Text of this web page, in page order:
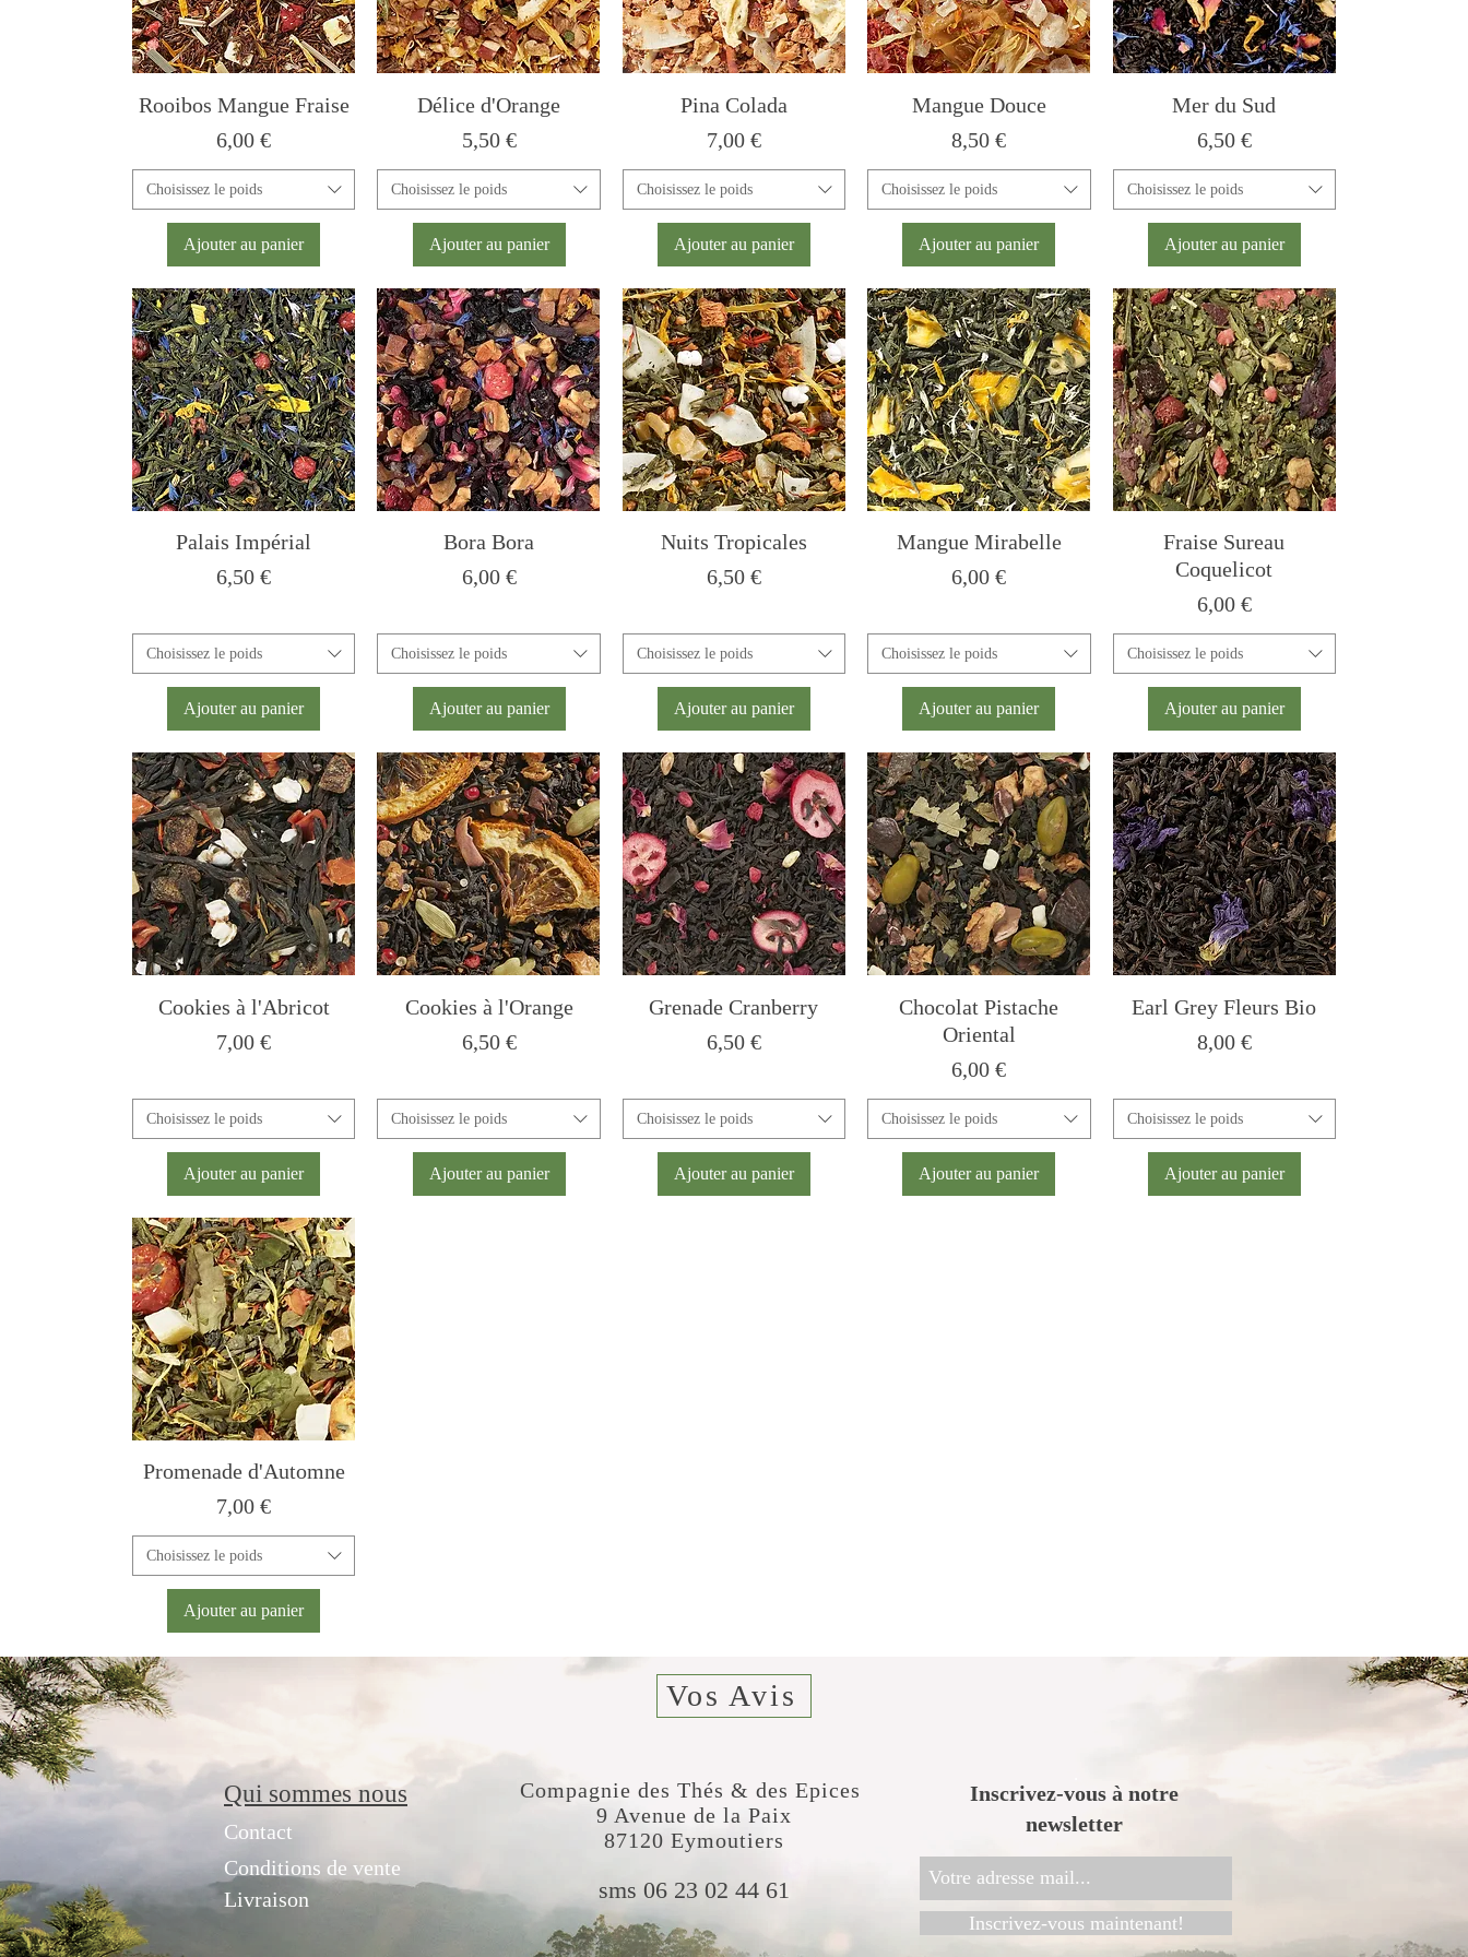
Rooibos Mangue Fraise
Prix
6,00 €
Choisissez le poids
Ajouter au panier
Délice d'Orange
Prix
5,50 €
Choisissez le poids
Ajouter au panier
Pina Colada
Prix
7,00 €
Choisissez le poids
Ajouter au panier
Mangue Douce
Prix
8,50 €
Choisissez le poids
Ajouter au panier
Mer du Sud
Prix
6,50 €
Choisissez le poids
Ajouter au panier
Palais Impérial
Prix
6,50 €
Choisissez le poids
Ajouter au panier
Bora Bora
Prix
6,00 €
Choisissez le poids
Ajouter au panier
Nuits Tropicales
Prix
6,50 €
Choisissez le poids
Ajouter au panier
Mangue Mirabelle
Prix
6,00 €
Choisissez le poids
Ajouter au panier
Fraise Sureau
Coquelicot
Prix
6,00 €
Choisissez le poids
Ajouter au panier
Cookies à l'Abricot
Prix
7,00 €
Choisissez le poids
Ajouter au panier
Cookies à l'Orange
Prix
6,50 €
Choisissez le poids
Ajouter au panier
Grenade Cranberry
Prix
6,50 €
Choisissez le poids
Ajouter au panier
Chocolat Pistache
Oriental
Prix
6,00 €
Choisissez le poids
Ajouter au panier
Earl Grey Fleurs Bio
Prix
8,00 €
Choisissez le poids
Ajouter au panier
Promenade d'Automne
Prix
7,00 €
Choisissez le poids
Ajouter au panier
sms 06 23 02 44 61
Contact
Conditions de vente
Livraison
Inscrivez-vous à notre
newsletter
Inscrivez-vous maintenant!
Qui sommes nous
Compagnie des Thés & des Epices
9 Avenue de la Paix
87120 Eymoutiers
Vos Avis